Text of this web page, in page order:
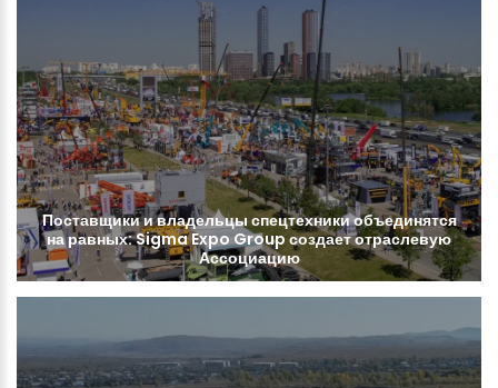
Поставщикиивладельцы спецтехникиобъединятся
наравных:SigmaExpo Group создаетотраслевую
Ассоциацию